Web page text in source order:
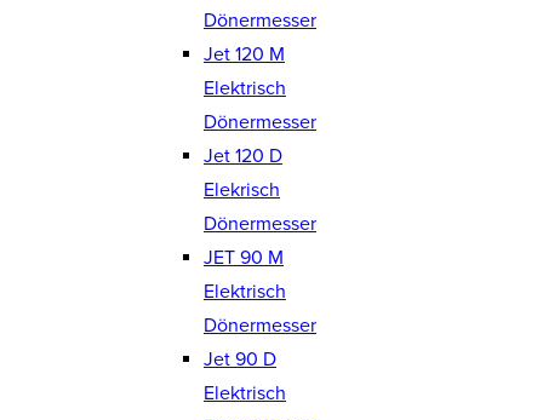
Dönermesser
Jet 120 M
Elektrisch
Dönermesser
Jet 120 D
Elekrisch
Dönermesser
JET 90 M
Elektrisch
Dönermesser
Jet 90 D
Elektrisch